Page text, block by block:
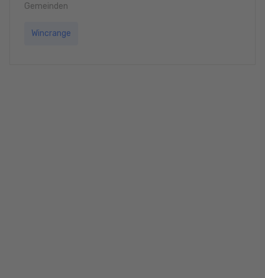
Gemeinden
Wincrange